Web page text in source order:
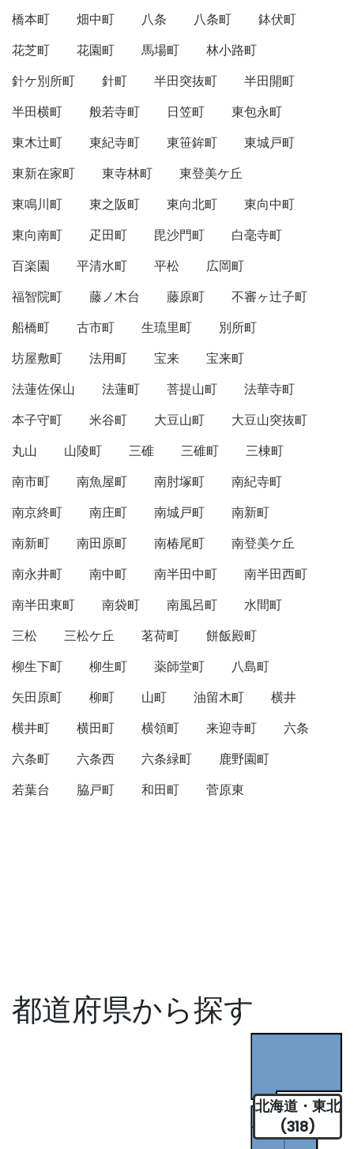
橋本町
畑中町 八条 八条町
鉢伏町
花芝町
花園町 馬場町
林小路町
針ケ別所町
針町 半田突抜町
半田開町
半田横町
般若寺町 日笠町
東包永町
東木辻町
東紀寺町 東笹鉾町
東城戸町
東新在家町
東寺林町
東登美ケ丘
東鳴川町
東之阪町 東向北町
東向中町
東向南町
疋田町 毘沙門町
白毫寺町
百楽園
平清水町 平松
広岡町
福智院町
藤ノ木台 藤原町
不審ヶ辻子町
船橋町
古市町 生琉里町
別所町
坊屋敷町
法用町 宝来
宝来町
法蓮佐保山
法蓮町 菩提山町
法華寺町
本子守町
米谷町 大豆山町
大豆山突抜町
丸山
山陵町 三碓 三碓町
三棟町
南市町
南魚屋町 南肘塚町
南紀寺町
南京終町
南庄町 南城戸町
南新町
南新町
南田原町 南椿尾町
南登美ケ丘
南永井町
南中町 南半田中町
南半田西町
南半田東町
南袋町 南風呂町
水間町
三松
三松ケ丘 茗荷町
餅飯殿町
柳生下町
柳生町 薬師堂町
八島町
矢田原町
柳町 山町 油留木町
横井
横井町
横田町 横領町 来迎寺町
六条
六条町
六条西 六条緑町
鹿野園町
若葉台
脇戸町 和田町 菅原東
都道府県から探す
北海道・東北
(318)